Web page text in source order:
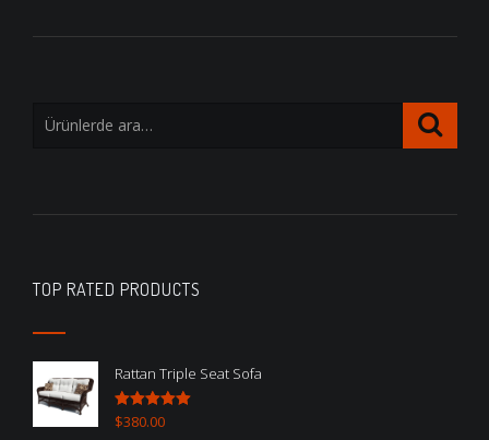
TOP RATED PRODUCTS
Rattan Triple Seat Sofa
5 üzerinden
$380.00